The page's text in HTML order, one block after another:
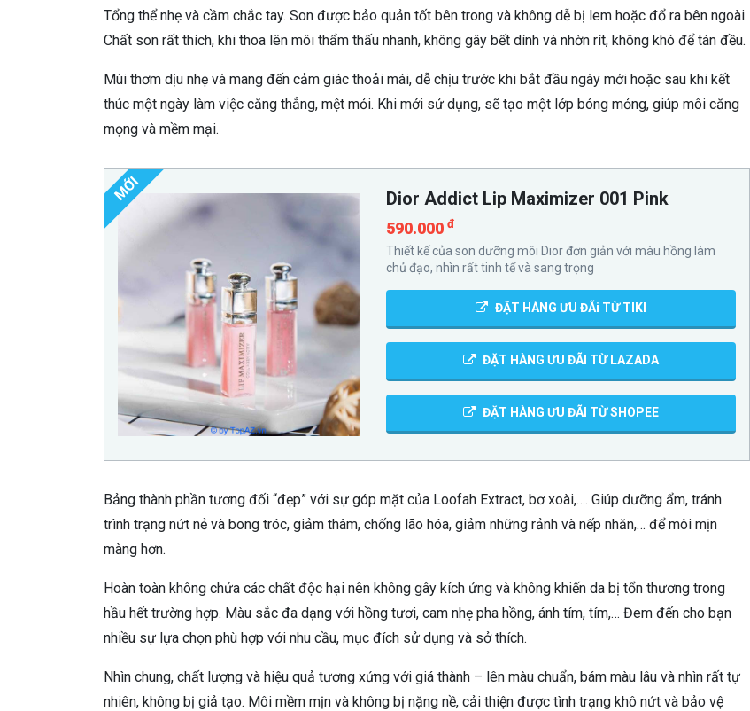
Tổng thể nhẹ và cầm chắc tay. Son được bảo quản tốt bên trong và không dễ bị lem hoặc đổ ra bên ngoài.
Chất son rất thích, khi thoa lên môi thẩm thấu nhanh, không gây bết dính và nhờn rít, không khó để tán đều.
Mùi thơm dịu nhẹ và mang đến cảm giác thoải mái, dễ chịu trước khi bắt đầu ngày mới hoặc sau khi kết
thúc một ngày làm việc căng thẳng, mệt mỏi. Khi mới sử dụng, sẽ tạo một lớp bóng mỏng, giúp môi căng
mọng và mềm mại.
MỚI Dior Addict Lip Maximizer 001 Pink
590.000đ
Thiết kế của son dưỡng môi Dior đơn giản với màu hồng làm
chủ đạo, nhìn rất tinh tế và sang trọng
ĐẶT HÀNG ƯU ĐÃi TỪ TIKI
ĐẶT HÀNG ƯU ĐÃI TỪ LAZADA
ĐẶT HÀNG ƯU ĐÃI TỪ SHOPEE
Bảng thành phần tương đối “đẹp” với sự góp mặt của Loofah Extract, bơ xoài,…. Giúp dưỡng ẩm, tránh
trình trạng nứt nẻ và bong tróc, giảm thâm, chống lão hóa, giảm những rảnh và nếp nhăn,… để môi mịn
màng hơn.
Hoàn toàn không chứa các chất độc hại nên không gây kích ứng và không khiến da bị tổn thương trong
hầu hết trường hợp. Màu sắc đa dạng với hồng tươi, cam nhẹ pha hồng, ánh tím, tím,… Đem đến cho bạn
nhiều sự lựa chọn phù hợp với nhu cầu, mục đích sử dụng và sở thích.
Nhìn chung, chất lượng và hiệu quả tương xứng với giá thành – lên màu chuẩn, bám màu lâu và nhìn rất tự
nhiên, không bị giả tạo. Môi mềm mịn và không bị nặng nề, cải thiện được tình trạng khô nứt và bảo vệ